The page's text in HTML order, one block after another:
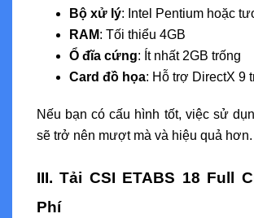
Bộ xử lý: Intel Pentium hoặc
RAM: Tối thiểu 4GB
Ổ đĩa cứng: Ít nhất 2GB trống
Card đồ họa: Hỗ trợ DirectX 9
Nếu bạn có cấu hình tốt, việc sử
sẽ trở nên mượt mà và hiệu quả hơn.
III. Tải CSI ETABS 18 Full
Phí